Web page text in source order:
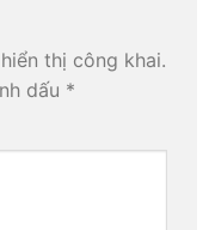
thị công khai.
dấu *